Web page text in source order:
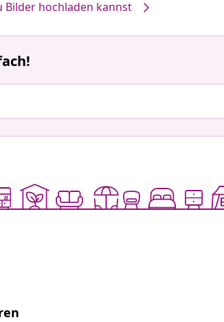
Bilder hochladen kannst